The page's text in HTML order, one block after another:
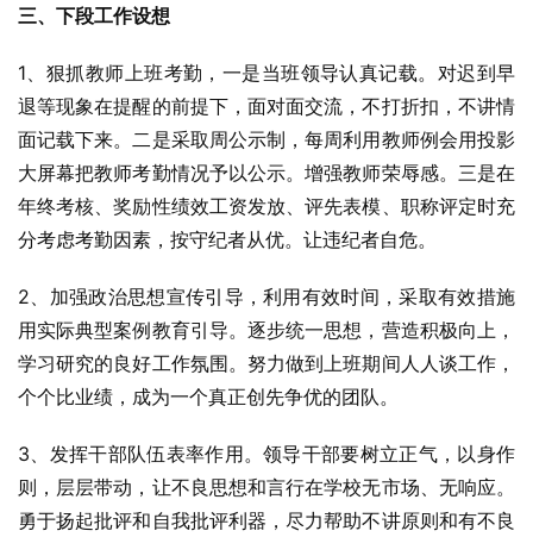
三、下段工作设想
1、狠抓教师上班考勤，一是当班领导认真记载。对迟到早
退等现象在提醒的前提下，面对面交流，不打折扣，不讲情
面记载下来。二是采取周公示制，每周利用教师例会用投影
大屏幕把教师考勤情况予以公示。增强教师荣辱感。三是在
年终考核、奖励性绩效工资发放、评先表模、职称评定时充
分考虑考勤因素，按守纪者从优。让违纪者自危。
2、加强政治思想宣传引导，利用有效时间，采取有效措施
用实际典型案例教育引导。逐步统一思想，营造积极向上，
学习研究的良好工作氛围。努力做到上班期间人人谈工作，
个个比业绩，成为一个真正创先争优的团队。
3、发挥干部队伍表率作用。领导干部要树立正气，以身作
则，层层带动，让不良思想和言行在学校无市场、无响应。
勇于扬起批评和自我批评利器，尽力帮助不讲原则和有不良